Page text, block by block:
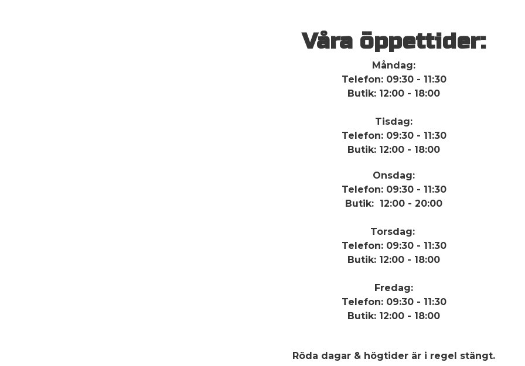
Våra öppettider:
Måndag:
Telefon: 09:30 - 11:30
Butik: 12:00 - 18:00
Tisdag:
Telefon: 09:30 - 11:30
Butik: 12:00 - 18:00
Onsdag:
Telefon: 09:30 - 11:30
Butik: 12:00 - 20:00
Torsdag:
Telefon: 09:30 - 11:30
Butik: 12:00 - 18:00
Fredag:
Telefon: 09:30 - 11:30
Butik: 12:00 - 18:00
Röda dagar & högtider är i regel stängt.